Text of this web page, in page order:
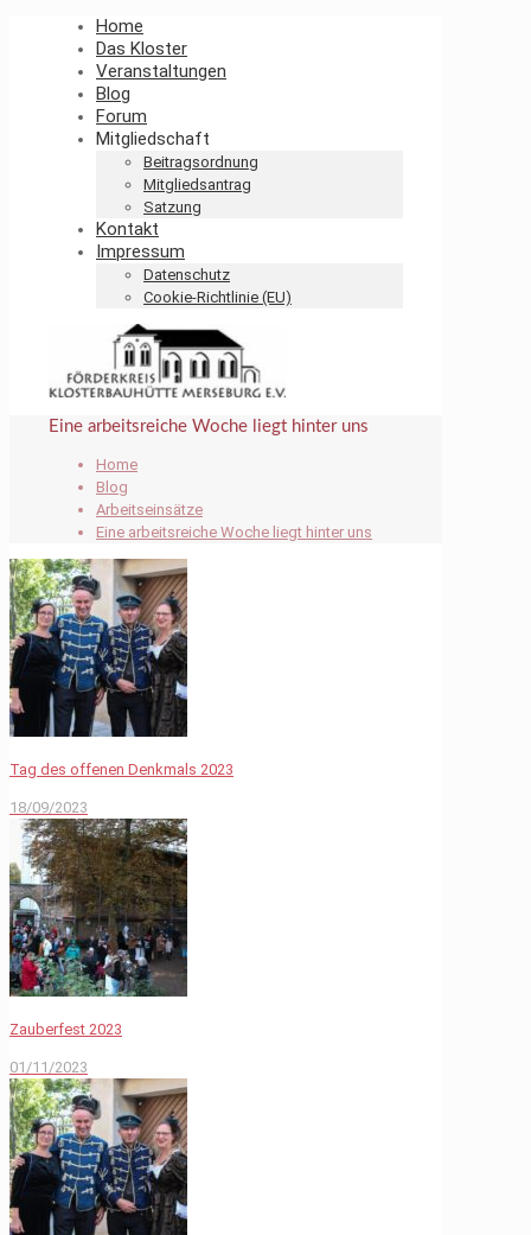
Home
Das Kloster
Veranstaltungen
Blog
Forum
Mitgliedschaft
Beitragsordnung
Mitgliedsantrag
Satzung
Kontakt
Impressum
Datenschutz
Cookie-Richtlinie (EU)
Eine arbeitsreiche Woche liegt hinter uns
Home
Blog
Arbeitseinsätze
Eine arbeitsreiche Woche liegt hinter uns
Tag des offenen Denkmals 2023
18/09/2023
Zauberfest 2023
01/11/2023